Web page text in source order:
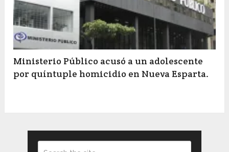
Ministerio Público acusó a un adolescente
por quíntuple homicidio en Nueva Esparta.